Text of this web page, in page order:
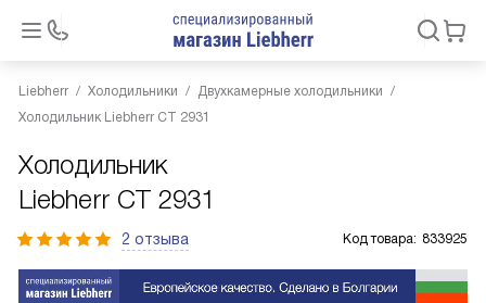
Liebherr Холодильники
Двухкамерные холодильники
Холодильник Liebherr CT 2931
Холодильник
Liebherr CT 2931
2 отзыва Код товара: 833925